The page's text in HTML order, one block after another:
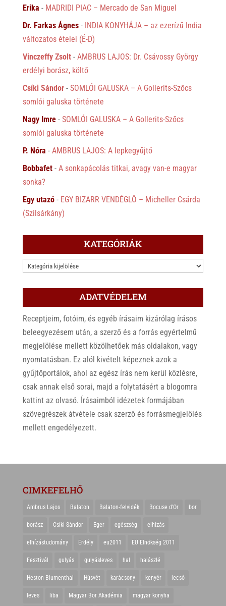
Erika - MADRIDI PIAC – Mercado de San Miguel
Dr. Farkas Ágnes- INDIA KONYHÁJA – az ezerízű India
változatos ételei (É-D)
Vinczeffy Zsolt- AMBRUS LAJOS: Dr. Csávossy György
erdélyi borász, költő
Csíki Sándor- SOMLÓI GALUSKA – A Gollerits-Szőcs
somlói galuska története
Nagy Imre- SOMLÓI GALUSKA – A Gollerits-Szőcs
somlói galuska története
P. Nóra - AMBRUS LAJOS: A lepkegyűjtő
Bobbafet- A sonkapácolás titkai, avagy van-e magyar
sonka?
Egy utazó- EGY BIZARR VENDÉGLŐ – Micheller Csárda
(Szilsárkány)
KATEGÓRIÁK
KATEGÓRIÁK
ADATVÉDELEM
Receptjeim, fotóim, és egyéb írásaim kizárólag írásos
beleegyezésem után, a szerző és a forrás egyértelmű
megjelölése mellett közölhetőek más oldalakon, vagy
nyomtatásban. Ez alól kivételt képeznek azok a
gyűjtőportálok, ahol az egész írás nem kerül közlésre,
csak annak első sorai, majd a folytatásért a blogomra
kattint az olvasó. Írásaimból idézetek formájában
szövegrészek átvétele csak szerző és forrásmegjelölés
mellett engedélyezett.
CIMKEFELHŐ
Ambrus Lajos Balaton Balaton-felvidék Bocuse d'Or bor
borász Csíki Sándor Eger egészség elhízás
elhízástudomány Erdély eu2011 EU Elnökség 2011
Fesztivál gulyás gulyásleves hal halászlé
Heston Blumenthal Húsvét karácsony kenyér lecsó
leves liba Magyar Bor Akadémia magyar konyha